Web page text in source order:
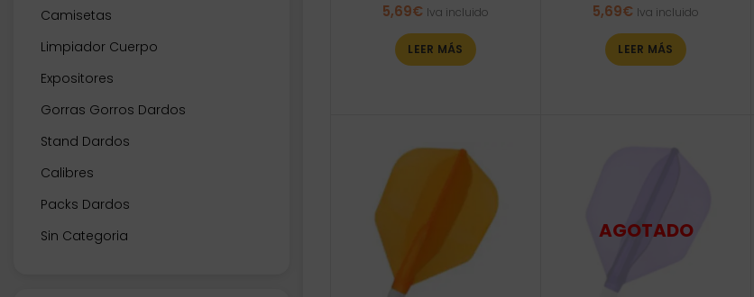
Camisetas
Limpiador Cuerpo
Expositores
Gorras Gorros Dardos
Stand Dardos
Calibres
Packs Dardos
Sin Categoria
5,69€ Iva incluido
LEER MÁS
5,69€ Iva incluido
LEER MÁS